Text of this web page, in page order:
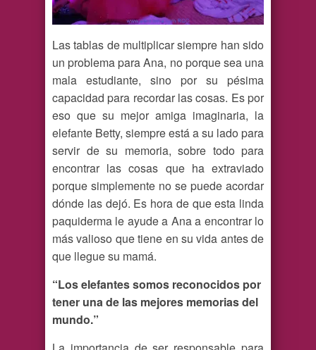
Las tablas de multiplicar siempre han sido
un problema para Ana, no porque sea una
mala estudiante, sino por su pésima
capacidad para recordar las cosas. Es por
eso que su mejor amiga imaginaria, la
elefante Betty, siempre está a su lado para
servir de su memoria, sobre todo para
encontrar las cosas que ha extraviado
porque simplemente no se puede acordar
dónde las dejó. Es hora de que esta linda
paquiderma le ayude a Ana a encontrar lo
más valioso que tiene en su vida antes de
que llegue su mamá.
“Los elefantes somos reconocidos por
tener una de las mejores memorias del
mundo.”